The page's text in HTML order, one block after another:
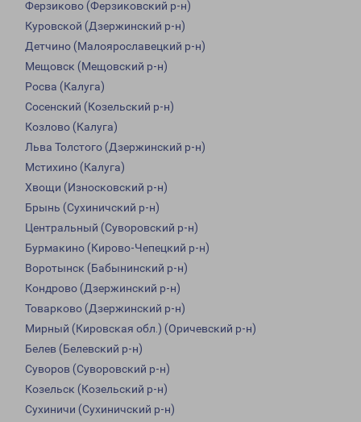
Ферзиково (Ферзиковский р-н)
Куровской (Дзержинский р-н)
Детчино (Малоярославецкий р-н)
Мещовск (Мещовский р-н)
Росва (Калуга)
Сосенский (Козельский р-н)
Козлово (Калуга)
Льва Толстого (Дзержинский р-н)
Мстихино (Калуга)
Хвощи (Износковский р-н)
Брынь (Сухиничский р-н)
Центральный (Суворовский р-н)
Бурмакино (Кирово-Чепецкий р-н)
Воротынск (Бабынинский р-н)
Кондрово (Дзержинский р-н)
Товарково (Дзержинский р-н)
Мирный (Кировская обл.) (Оричевский р-н)
Белев (Белевский р-н)
Суворов (Суворовский р-н)
Козельск (Козельский р-н)
Сухиничи (Сухиничский р-н)